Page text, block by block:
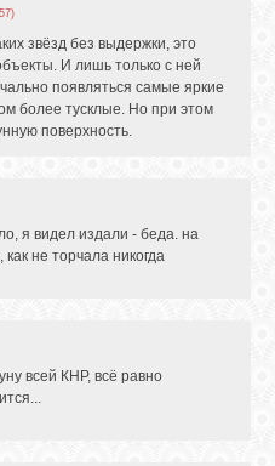
звёзд без выдержки, это
И лишь только с ней
появляться самые яркие
более тусклые. Но при этом
поверхность.
я видел издали - беда. на
не торчала никогда
всей КНР, всё равно